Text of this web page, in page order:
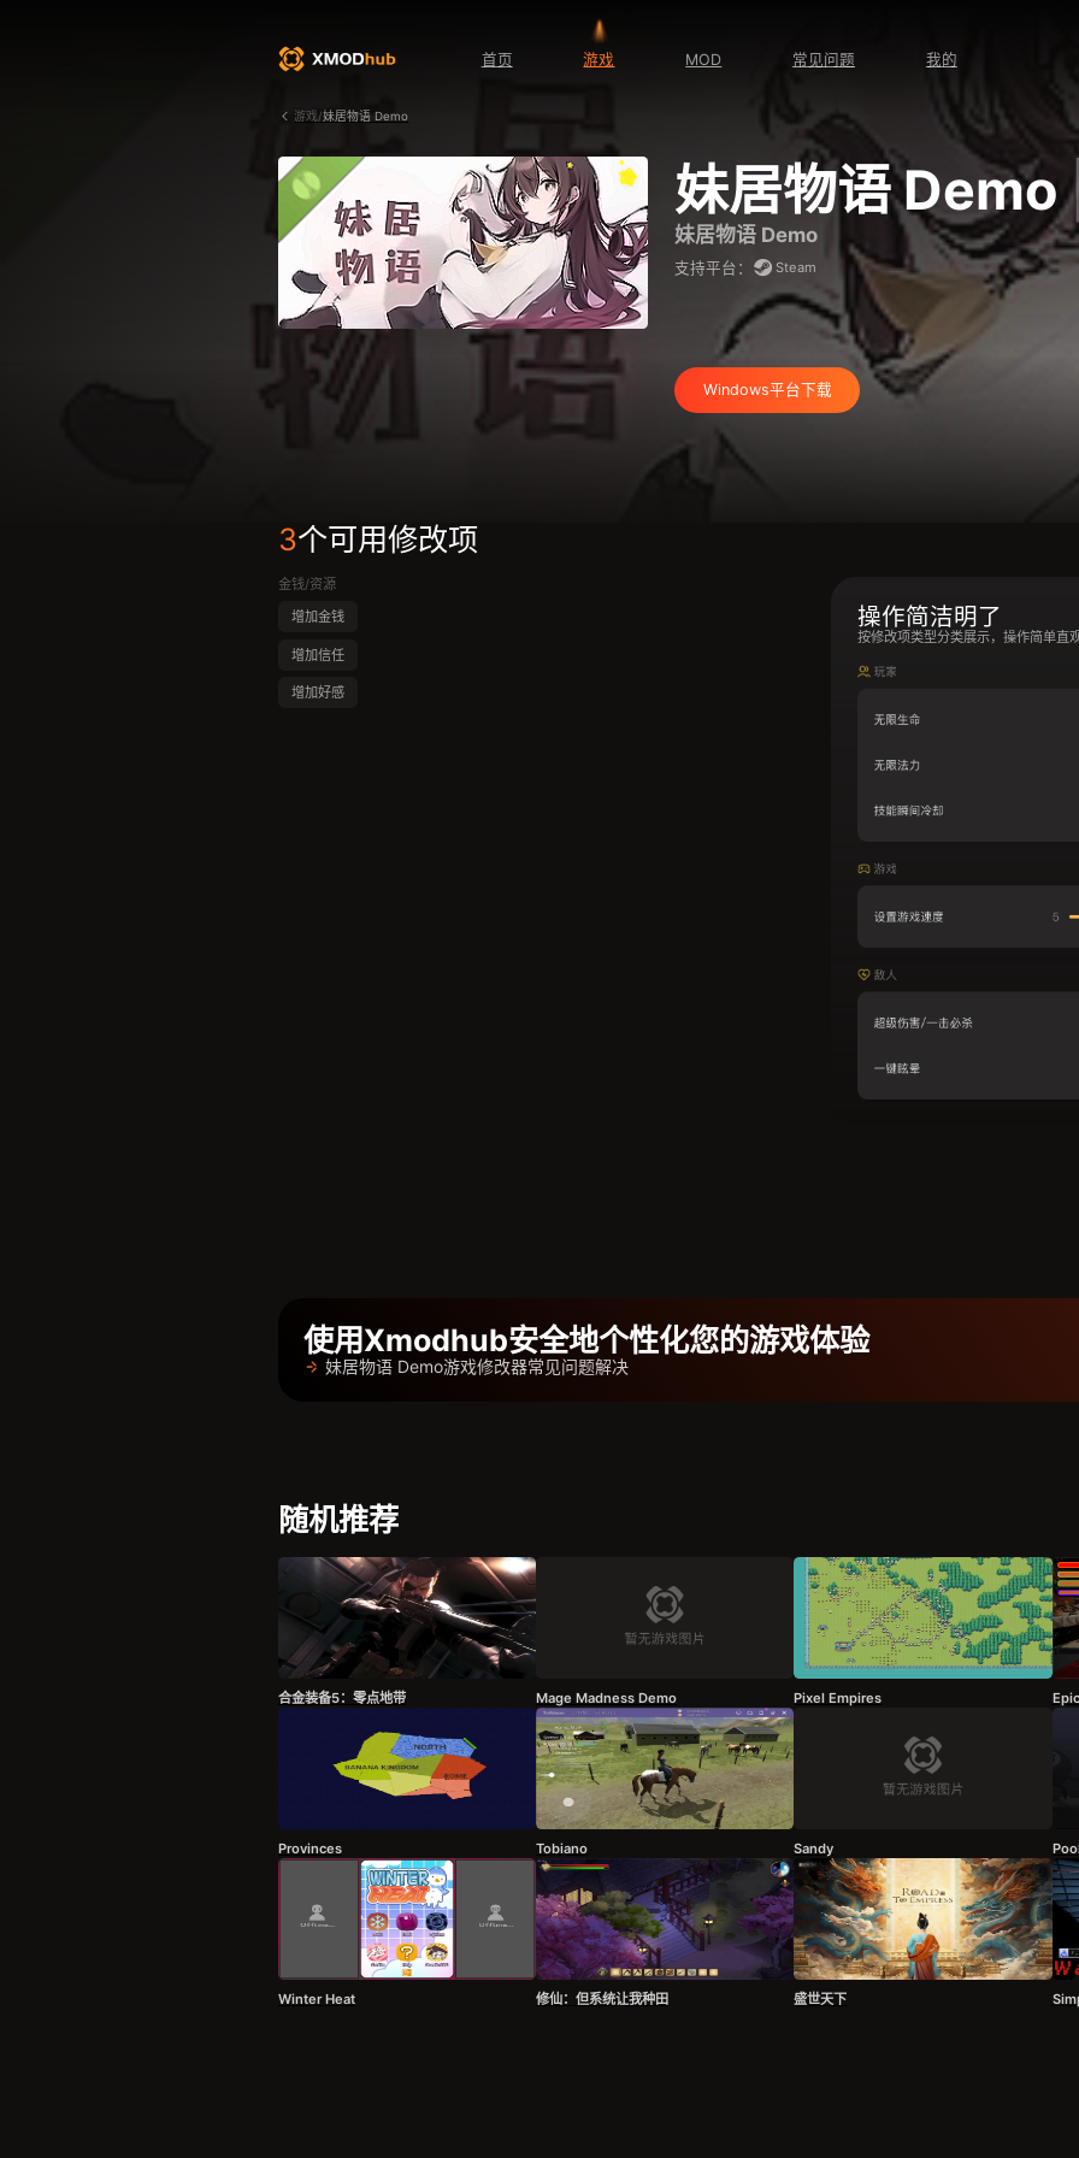
首页 游戏 MOD 常见问题 我的
游戏/妹居物语 Demo
妹居物语 Demo
妹居物语 Demo
支持平台： Steam
Windows平台下载
3个可用修改项
金钱/资源
增加金钱
增加信任
增加好感
操作简洁明了
按修改项类型分类展示，操作简单直
使用Xmodhub安全地个性化您的游戏体验
妹居物语 Demo游戏修改器常见问题解决
随机推荐
合金装备5：零点地带 Mage Madness Demo Pixel Empires
Provinces Tobiano Sandy
Winter Heat 修仙：但系统让我种田 盛世天下